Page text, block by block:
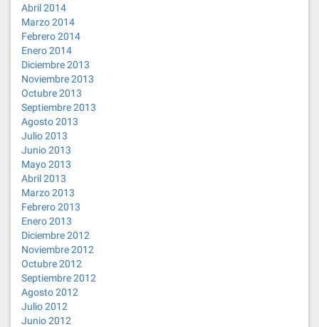
Abril 2014
Marzo 2014
Febrero 2014
Enero 2014
Diciembre 2013
Noviembre 2013
Octubre 2013
Septiembre 2013
Agosto 2013
Julio 2013
Junio 2013
Mayo 2013
Abril 2013
Marzo 2013
Febrero 2013
Enero 2013
Diciembre 2012
Noviembre 2012
Octubre 2012
Septiembre 2012
Agosto 2012
Julio 2012
Junio 2012